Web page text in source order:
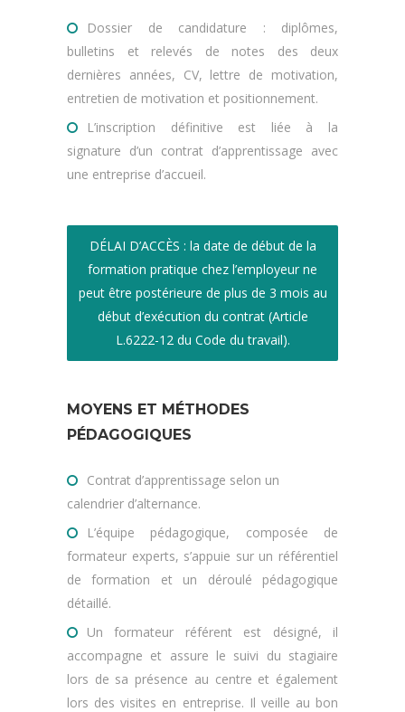
Dossier de candidature : diplômes,
bulletins et relevés de notes des deux
dernières années, CV, lettre de motivation,
entretien de motivation et positionnement.
L’inscription définitive est liée à la
signature d’un contrat d’apprentissage avec
une entreprise d’accueil.
DÉLAI D’ACCÈS : la date de début de la
formation pratique chez l’employeur ne
peut être postérieure de plus de 3 mois au
début d’exécution du contrat (Article
L.6222-12 du Code du travail).
MOYENS ET MÉTHODES
PÉDAGOGIQUES
Contrat d’apprentissage selon un
calendrier d’alternance.
L’équipe pédagogique, composée de
formateur experts, s’appuie sur un référentiel
de formation et un déroulé pédagogique
détaillé.
Un formateur référent est désigné, il
accompagne et assure le suivi du stagiaire
lors de sa présence au centre et également
lors des visites en entreprise. Il veille au bon